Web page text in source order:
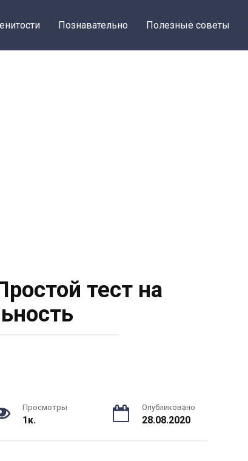
Познавательно Полезные советы
тест на
Просмотры
1к.
Опубликовано
28.08.2020